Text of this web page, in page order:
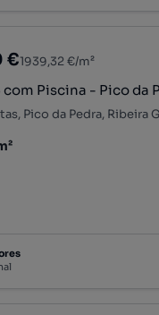
€1939,32 €/m²
com Piscina - Pico da
Pico da Pedra, Ribeira
quadrado